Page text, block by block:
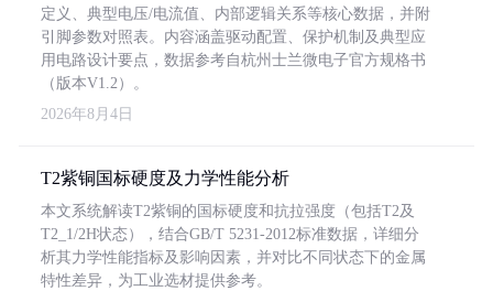
定义、典型电压/电流值、内部逻辑关系等核心数据，并附
引脚参数对照表。内容涵盖驱动配置、保护机制及典型应
用电路设计要点，数据参考自杭州士兰微电子官方规格书
（版本V1.2）。
2026年8月4日
T2紫铜国标硬度及力学性能分析
本文系统解读T2紫铜的国标硬度和抗拉强度（包括T2及
T2_1/2H状态），结合GB/T 5231-2012标准数据，详细分
析其力学性能指标及影响因素，并对比不同状态下的金属
特性差异，为工业选材提供参考。